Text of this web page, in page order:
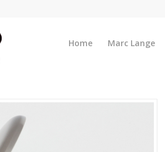
Home Marc Lange